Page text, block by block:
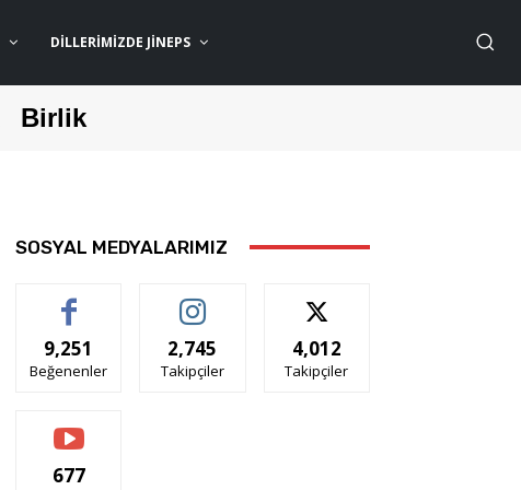
DILLERIMIZDE JİNEPS
Birlik
SOSYAL MEDYALARIMIZ
9,251
Beğenenler
2,745
Takipçiler
4,012
Takipçiler
677